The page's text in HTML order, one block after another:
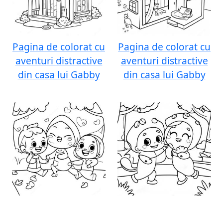
Pagina de colorat cu
aventuri distractive
din casa lui Gabby
Pagina de colorat cu
aventuri distractive
din casa lui Gabby